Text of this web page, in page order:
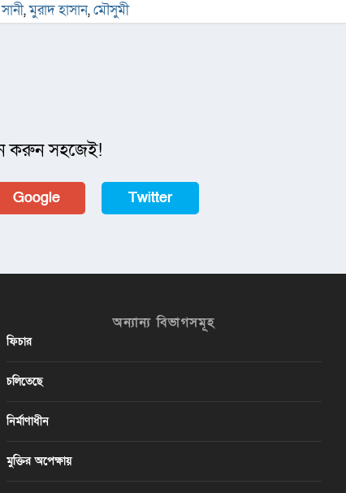
,মুরাদ হাসান,মৌসুমী
করুন সহজেই!
Google Twitter
অন্যান্য বিভাগসমূহ
ফিচার
চলিতেছে
নির্মাণাধীন
মুক্তির অপেক্ষায়